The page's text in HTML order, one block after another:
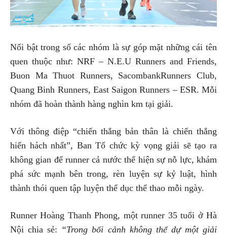
Nổi bật trong số các nhóm là sự góp mặt những cái tên
quen thuộc như: NRF – N.E.U Runners and Friends,
Buon Ma Thuot Runners, SacombankRunners Club,
Quang Binh Runners, East Saigon Runners – ESR. Mỗi
nhóm đã hoàn thành hàng nghìn km tại giải.
Với thông điệp “chiến thắng bản thân là chiến thắng
hiển hách nhất”, Ban Tổ chức kỳ vọng giải sẽ tạo ra
không gian để runner cả nước thể hiện sự nỗ lực, khám
phá sức mạnh bên trong, rèn luyện sự kỷ luật, hình
thành thói quen tập luyện thể dục thể thao mỗi ngày.
Runner Hoàng Thanh Phong, một runner 35 tuổi ở Hà
Nội chia sẻ: “Trong bối cảnh không thể dự một giải